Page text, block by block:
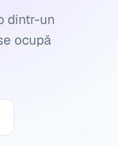
dintr-un
ocupă